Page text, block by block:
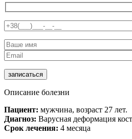
Описание болезни
Пациент: мужчина, возраст 27 лет.
Диагноз: Варусная деформация
Срок лечения: 4 месяца